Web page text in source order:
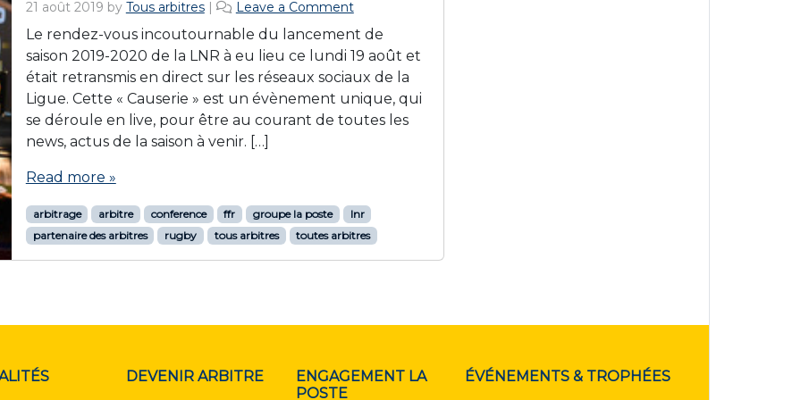
21 août 2019 by Tous arbitres | Leave a Comment
Le rendez-vous incoutournable du lancement de
saison 2019-2020 de la LNR à eu lieu ce lundi 19 août et
était retransmis en direct sur les réseaux sociaux de la
Ligue. Cette « Causerie » est un évènement unique, qui
se déroule en live, pour être au courant de toutes les
news, actus de la saison à venir. […]
Read more »
arbitrage arbitre conference ffr groupe la poste
lnr
partenaire des arbitres
rugby tous arbitres toutes arbitres
DEVENIR ARBITRE
ENGAGEMENT LA
POSTE
ÉVÉNEMENTS & TROPHÉES